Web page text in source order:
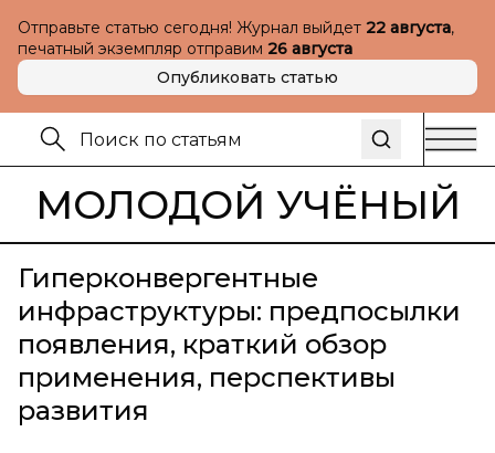
Отправьте статью сегодня! Журнал выйдет 22 августа,
печатный экземпляр отправим 26 августа
Опубликовать статью
МОЛОДОЙ УЧЁНЫЙ
Гиперконвергентные
инфраструктуры: предпосылки
появления, краткий обзор
применения, перспективы
развития